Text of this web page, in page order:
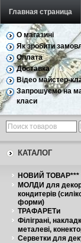
Главная страница
Обратная связь
О магазині
Як зробити
Оплата
Доставка
Відео майстер-
Запрошуємо на
класи
КАТАЛОГ
НОВИЙ ТОВАР***
МОЛДИ для
кондитерів
форми)
ТРАФАРЕТи
Філіграні,
металеві,
Серветки для